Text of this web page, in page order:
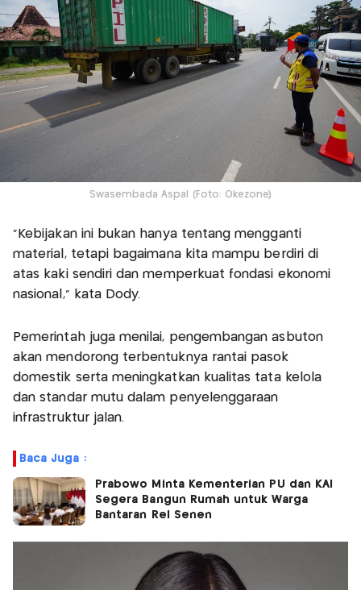
Swasembada Aspal (Foto: Okezone)
“Kebijakan ini bukan hanya tentang mengganti
material, tetapi bagaimana kita mampu berdiri di
atas kaki sendiri dan memperkuat fondasi ekonomi
nasional,” kata Dody.
Pemerintah juga menilai, pengembangan asbuton
akan mendorong terbentuknya rantai pasok
domestik serta meningkatkan kualitas tata kelola
dan standar mutu dalam penyelenggaraan
infrastruktur jalan.
Baca Juga :
Prabowo Minta Kementerian PU dan KAI
Segera Bangun Rumah untuk Warga
Bantaran Rel Senen